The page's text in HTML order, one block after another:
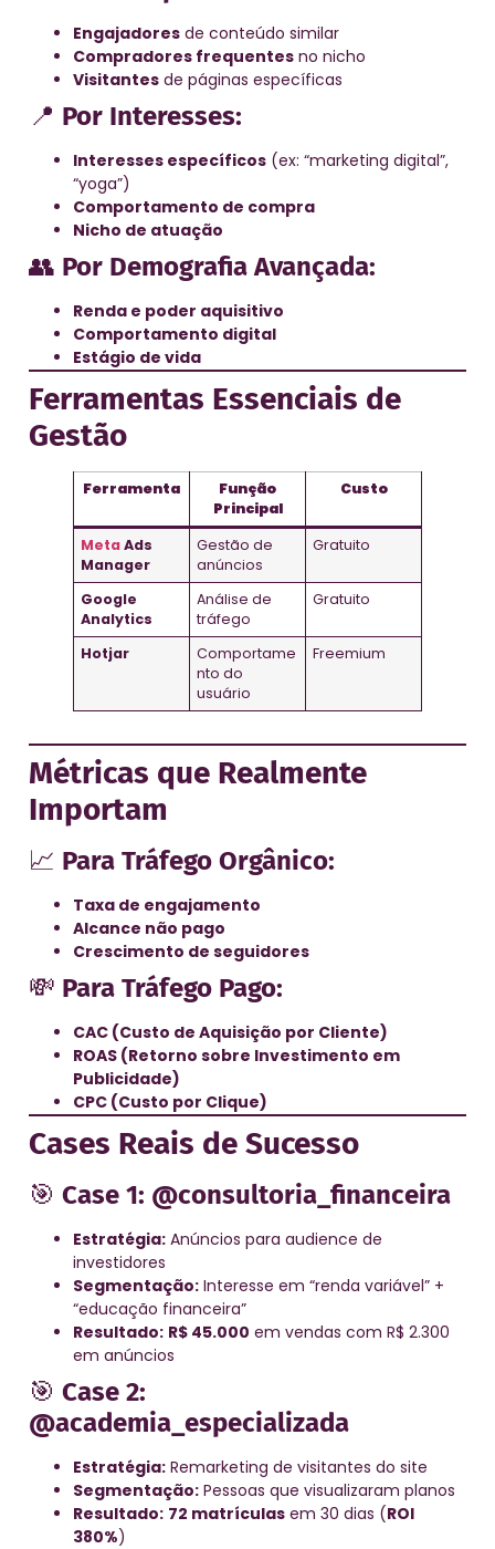
Engajadores de conteúdo similar
Compradores frequentes no nicho
Visitantes de páginas específicas
📍 Por Interesses:
Interesses específicos (ex: “marketing digital”,
“yoga”)
Comportamento de compra
Nicho de atuação
👥 Por Demografia Avançada:
Renda e poder aquisitivo
Comportamento digital
Estágio de vida
Ferramentas Essenciais de
Gestão
Ferramenta
Função
Principal
Custo
MetaAds
Manager
Gestão de
anúncios
Gratuito
Google
Analytics
Análise de
tráfego
Gratuito
Hotjar
Comportame
nto do
usuário
Freemium
Métricas que Realmente
Importam
📈 Para Tráfego Orgânico:
Taxa de engajamento
Alcance não pago
Crescimento de seguidores
💸 Para Tráfego Pago:
CAC (Custo de Aquisição por Cliente)
ROAS (Retorno sobre Investimento em
Publicidade)
CPC (Custo por Clique)
Cases Reais de Sucesso
🎯 Case 1: @consultoria_financeira
Estratégia: Anúncios para audience de
investidores
Segmentação: Interesse em “renda variável” +
“educação financeira”
Resultado: R$ 45.000 em vendas com R$ 2.300
em anúncios
🎯 Case 2:
@academia_especializada
Estratégia: Remarketing de visitantes do site
Segmentação: Pessoas que visualizaram planos
Resultado: 72 matrículas em 30 dias (ROI
380%)